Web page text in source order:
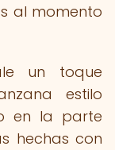
al momento
un toque
estilo
en la parte
hechas con